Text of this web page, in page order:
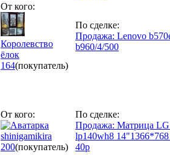
От кого:
Королевство
ёлок
164(покупатель)
По сделке:
Продажа: Lenovo
b960/4/500
От кого:
shinigamikira
200(покупатель)
По сделке:
Продажа: Матрица
lp140wh8 14"1366*768
40p